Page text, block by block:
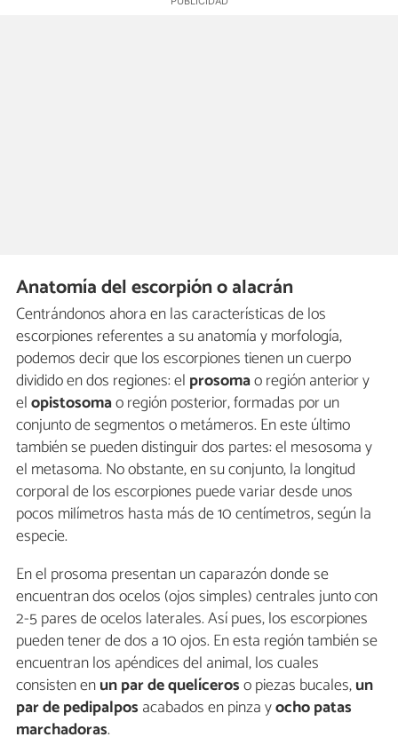
Anatomía del escorpión o alacrán
Centrándonos ahora en las características de los
escorpiones referentes a su anatomía y morfología,
podemos decir que los escorpiones tienen un cuerpo
dividido en dos regiones: el prosomao región anterior y
elopistosomao región posterior, formadas por un
conjunto de segmentos o metámeros. En este último
también se pueden distinguir dos partes: el mesosoma y
el metasoma. No obstante, en su conjunto, la longitud
corporal de los escorpiones puede variar desde unos
pocos milímetros hasta más de 10 centímetros, según la
especie.
En el prosoma presentan un caparazón donde se
encuentran dos ocelos (ojos simples) centrales junto con
2-5 pares de ocelos laterales. Así pues, los escorpiones
pueden tener de dos a 10 ojos. En esta región también se
encuentran los apéndices del animal, los cuales
consisten enun par de quelíceroso piezas bucales,un
par de pedipalpos acabados en pinza yocho patas
marchadoras.